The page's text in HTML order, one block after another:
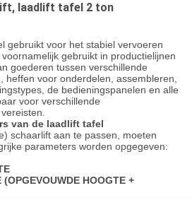
laadlift tafel 2 ton
gebruikt voor het stabiel vervoeren
gebruikt in productielijnen
goederen tussen verschillende
heffen voor onderdelen, assembleren,
de bedieningspanelen en alle
voor verschillende
van de laadlift tafel
schaarlift aan te passen, moeten
parameters worden opgegeven:
HOOGTE +